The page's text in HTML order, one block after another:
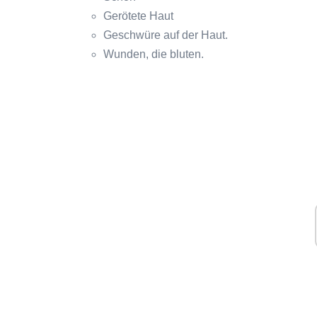
Gerötete Haut
Geschwüre auf der Haut.
Wunden, die bluten.